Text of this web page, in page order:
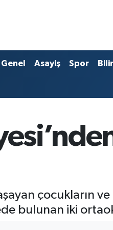
Genel Asayiş Spor
çocukların
bulunan iki